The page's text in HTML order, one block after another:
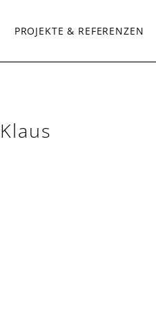
PROJEKTE & REFERENZEN